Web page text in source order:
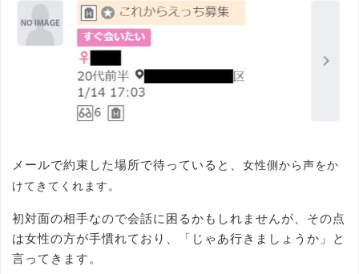
メールで約束した場所で待っていると、 女性側から声をか
けてきてくれます。
初対面の相手なので会話に困るかもしれませんが、その点
は女性の方が手慣れており、「じゃあ行きましょうか」と
言ってきます。